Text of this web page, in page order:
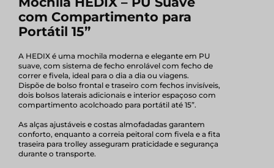
com Compartimento para
Portátil 15”
A HEDIX é uma mochila moderna e elegante em PU
suave, com sistema de fecho enrolável com fecho de
correr e fivela, ideal para o dia a dia ou viagens.
Dispõe de bolso frontal e traseiro com fechos invisíveis,
dois bolsos laterais adicionais e interior espaçoso com
compartimento acolchoado para portátil até 15”.
As alças ajustáveis e costas almofadadas garantem
conforto, enquanto a correia peitoral com fivela e a fita
traseira para trolley asseguram praticidade e segurança
durante o transporte.